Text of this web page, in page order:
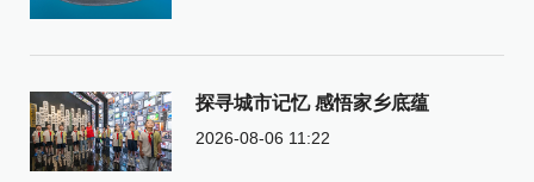
探寻城市记忆 感悟家乡底蕴
2026-08-06 11:22